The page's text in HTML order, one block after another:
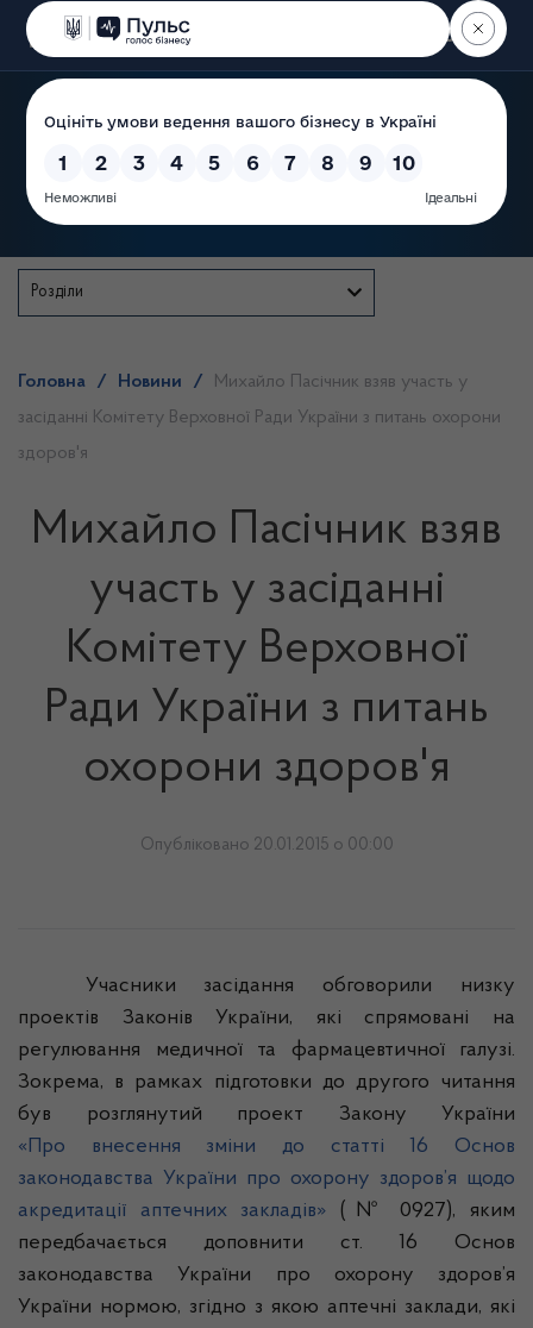
Пошук
Розділи
Головна / Новини /
Михайло Пасічник взяв участь у
засіданні Комітету Верховної Ради України з питань охорони
здоров'я
Михайло Пасічник взяв
участь у засіданні
Комітету Верховної
Ради України з питань
охорони здоров'я
Опубліковано 20.01.2015 о 00:00
Учасники засідання обговорили низку
проектів Законів України, які спрямовані на
регулювання медичної та фармацевтичної галузі.
Зокрема, в рамках підготовки до другого читання
був розглянутий проект Закону України
«Про внесення зміни до статті 16 Основ
законодавства України про охорону здоров’я щодо
акредитації аптечних закладів» (№ 0927), яким
передбачається доповнити ст. 16 Основ
законодавства України про охорону здоров’я
України нормою, згідно з якою аптечні заклади, які